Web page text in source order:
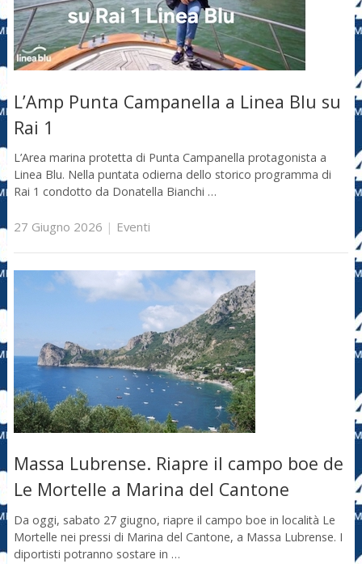
L’Amp Punta Campanella a Linea Blu su
Rai 1
L’Area marina protetta di Punta Campanella protagonista a
Linea Blu. Nella puntata odierna dello storico programma di
Rai 1 condotto da Donatella Bianchi …
27 Giugno 2026 | Eventi
Massa Lubrense. Riapre il campo boe de
Le Mortelle a Marina del Cantone
Da oggi, sabato 27 giugno, riapre il campo boe in località Le
Mortelle nei pressi di Marina del Cantone, a Massa Lubrense. I
diportisti potranno sostare in …